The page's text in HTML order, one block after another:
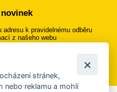
k pravidelnému odběru
z našeho webu
k odběru
stránek,
nebo reklamu a mohli